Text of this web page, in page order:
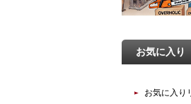
お気に入り
お気に入り